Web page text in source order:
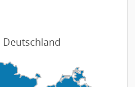
Deutschland